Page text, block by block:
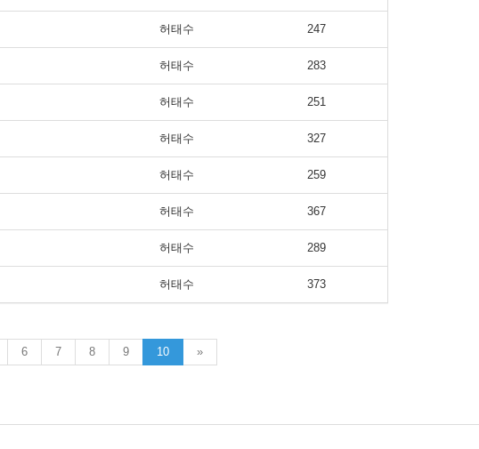
허태수 247
허태수 283
허태수 251
허태수 327
허태수 259
허태수 367
허태수 289
허태수 373
6 7 8 9 10 »